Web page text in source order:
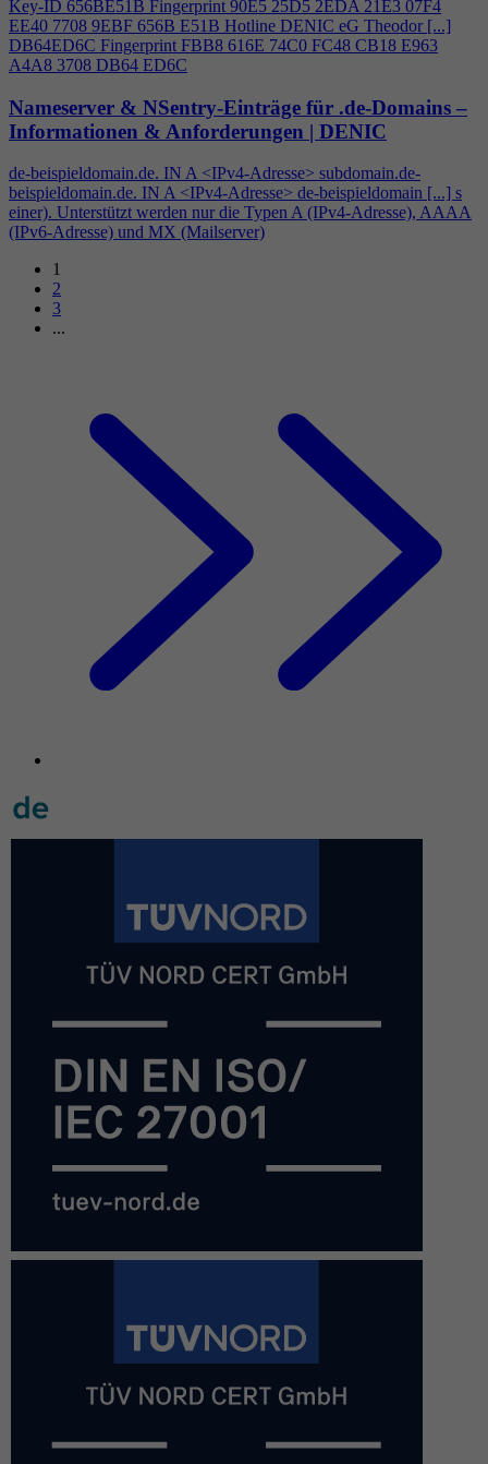
Key-ID 656BE51B Fingerprint 90E5 25D5 2EDA 21E3 07F4
EE40 7708 9EBF 656B E51B Hotline DENIC eG Theodor [...]
DB64ED6C Fingerprint FBB8 616E 74C0 FC48 CB18 E963
A4A8 3708 DB64 ED6C
Nameserver & NSentry-Einträge für .de-Domains –
Informationen & Anforderungen | DENIC
de-beispieldomain.de. IN A <IPv4-Adresse> subdomain.de-
beispieldomain.de. IN A <IPv4-Adresse> de-beispieldomain [...] s
einer). Unterstützt werden nur die Typen A (IPv4-Adresse), AAAA
(IPv6-Adresse) und MX (Mailserver)
1
2
3
...